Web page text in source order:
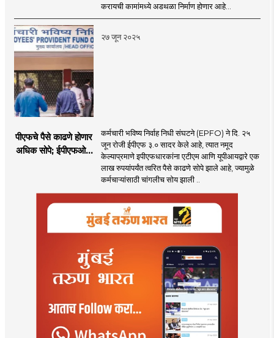
करायची कामांमध्ये अडथळा निर्माण होणार आहे...
२७ जून २०२५
पीएफचे पैसे काढणे होणार
अधिक सोपे; ईपीएफओचे
कर्मचारी भविष्य निर्वाह निधी संघटने (EPFO) ने दि. २५
जून रोजी ईपीएफ ३.० सादर केले आहे, त्यात नमूद
केल्याप्रमाणे इपीएफधारकांना एटीएम आणि यूपीआयद्वारे एक
लाख रुपयांपर्यंत त्वरित पैसे काढणे सोपे झाले आहे, ज्यामुळे
कर्मचाऱ्यांसाठी चांगलीच सोय झाली ..